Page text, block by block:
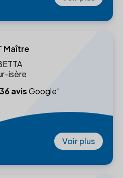
Maître
isère
36 avisGoogle
Voir plus